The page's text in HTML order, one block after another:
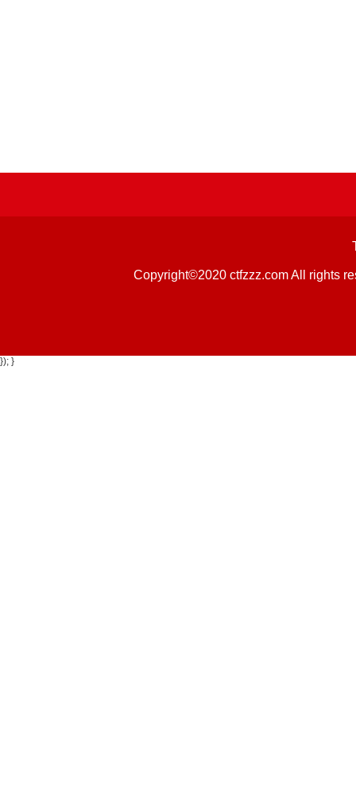
Copyright©2020 ctfzzz.com All rights
}); }